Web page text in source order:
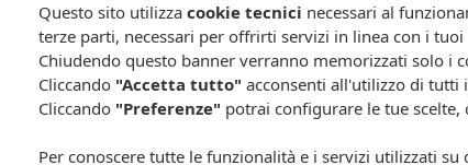
FARMACIA CAVALIERI - Numero dedicato: +39 391 7464688 - Fax
Questo sito utilizza cookie tecnici necessari al
terze parti, necessari per offrirti servizi in linea con i
Chiudendo questo banner verranno memorizzati solo i
Cliccando "Accetta tutto" acconsenti all'utilizzo di tutti
Cliccando "Preferenze" potrai configurare le tue
Per conoscere tutte le funzionalità e i servizi utilizzati